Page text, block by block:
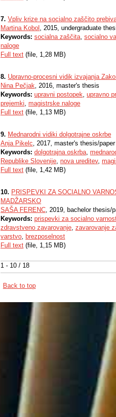
1 - 10 / 18
7. Vpliv krize na socialno zaščito
Martina Kobol , 2015, undergraduate
Keywords: socialna zaščita, socialno
naloge
Full text (file, 1,28 MB)
8. Upravno-procesni vidik izvajanja
Nina Pečjak, 2016, master's thesis
Keywords: upravni postopek, upravno
prejemki, magistrske naloge
Full text (file, 1,13 MB)
9. Mednarodni vidiki dolgotrajne oskrbe
Anja Pikelc, 2017, master's thesis/paper
Keywords: dolgotrajna oskrba,
Republike Slovenije, nova ureditev,
Full text (file, 1,42 MB)
10. PRISPEVKI ZA SOCIALNO
MADŽARSKO
SAŠA FERENC, 2019, bachelor thesis/
Keywords: prispevki za socialno
zdravstveno zavarovanje, zavarovanje
varstvo, brezposelnost
Full text (file, 1,15 MB)
Back to top